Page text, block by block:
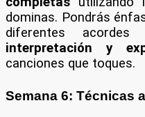
dominas. Pondrás
diferentes
interpretación y
canciones que toques.
Semana 6: Técnicas